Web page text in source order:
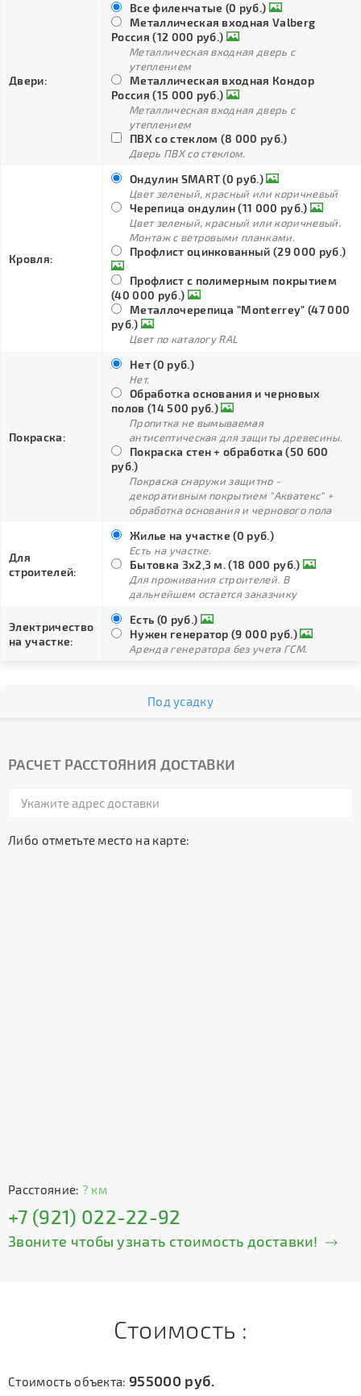
Двери:
Все филенчатые (0 руб.)
Металлическая входная Valberg
Россия (12 000 руб.)
Металлическая входная дверь с
утеплением
Металлическая входная Кондор
Россия (15 000 руб.)
Металлическая входная дверь с
утеплением
ПВХ со стеклом (8 000 руб.)
Дверь ПВХ со стеклом.
Кровля:
Ондулин SMART (0 руб.)
Цвет зеленый, красный или коричневый
Черепица ондулин (11 000 руб.)
Цвет зеленый, красный или коричневый.
Монтаж с ветровыми планками.
Профлист оцинкованный (29 000 руб.)
Профлист с полимерным покрытием
(40 000 руб.)
Металлочерепица "Monterrey" (47 000
руб.)
Цвет по каталогу RAL
Покраска:
Нет (0 руб.)
Нет.
Обработка основания и черновых
полов (14 500 руб.)
Пропитка не вымываемая
антисептическая для защиты древесины.
Покраска стен + обработка (50 600
руб.)
Покраска снаружи защитно -
декоративным покрытием "Акватекс" +
обработка основания и чернового пола
Для
строителей:
Жилье на участке (0 руб.)
Есть на участке.
Бытовка 3х2,3 м. (18 000 руб.)
Для проживания строителей. В
дальнейшем остается заказчику
Электричество
на участке:
Есть (0 руб.)
Нужен генератор (9 000 руб.)
Аренда генератора без учета ГСМ.
Под усадку
РАСЧЕТ РАССТОЯНИЯ ДОСТАВКИ
Либо отметьте место на карте:
Расстояние: ? км
+7 (921) 022-22-92
Звоните чтобы узнать стоимость доставки!
Стоимость :
Стоимость объекта:955000 руб.